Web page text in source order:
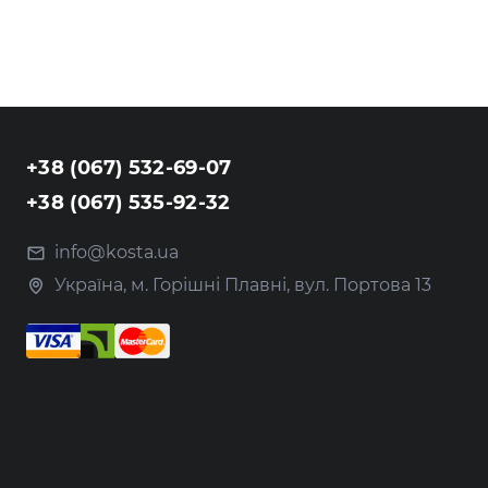
+38 (067) 532-69-07
+38 (067) 535-92-32
info@kosta.ua
Україна, м. Горішні Плавні, вул. Портова 13